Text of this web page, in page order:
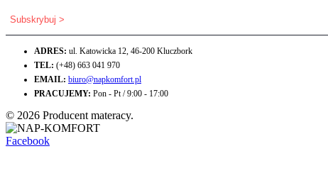
ADRES: ul. Katowicka 12, 46-200 Kluczbork
TEL: (+48) 663 041 970
EMAIL: biuro@napkomfort.pl
PRACUJEMY: Pon - Pt / 9:00 - 17:00
© 2026 Producent materacy.
Facebook